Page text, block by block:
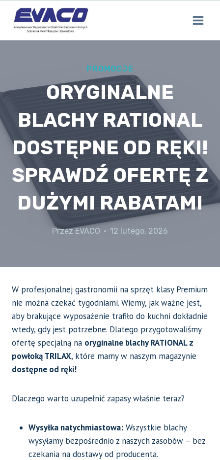
Przejdź
PROMOCJE
ORYGINALNE
BLACHY RATIONAL
DOSTĘPNE OD RĘKI!
SPRAWDŹ OFERTĘ Z
DUŻYMI RABATAMI
PrzezEVACO 12 lutego, 2026
W profesjonalnej gastronomii na sprzęt klasy Premium
nie można czekać tygodniami. Wiemy, jak ważne jest,
aby brakujące wyposażenie trafiło do kuchni dokładnie
wtedy, gdy jest potrzebne. Dlatego przygotowaliśmy
ofertę specjalną na oryginalne blachy RATIONAL z
powłoką TRILAX, które mamy w naszym magazynie
dostępne od ręki!
Dlaczego warto uzupełnić zapasy właśnie teraz?
Wysyłka natychmiastowa: Wszystkie blachy
wysyłamy bezpośrednio z naszych zasobów – bez
czekania na dostawy od producenta.